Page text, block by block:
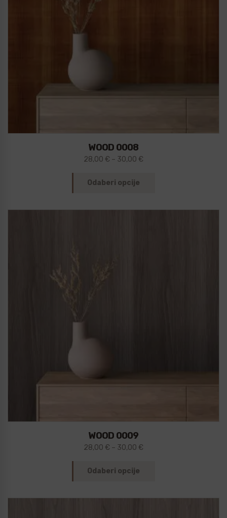
WOOD 0008
28,00 € – 30,00 €
Odaberi opcije
WOOD 0009
28,00 € – 30,00 €
Odaberi opcije